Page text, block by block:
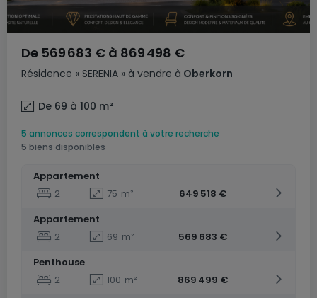
Résidence « SERENIA » à vendre à Oberkorn
De 569 683 € à 869 498 €
De 69 à 100 m²
5 annonces correspondent à votre recherche
5 biens disponibles
Appartement
2
75 m²
649 518 €
Appartement
2
69 m²
569 683 €
Penthouse
2
100 m²
869 499 €